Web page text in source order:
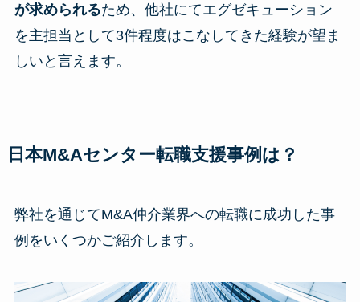
が求められるため、他社にてエグゼキューション
を主担当として3件程度はこなしてきた経験が望ま
しいと言えます。
日本M&Aセンター転職支援事例は？
弊社を通じてM&A仲介業界への転職に成功した事
例をいくつかご紹介します。